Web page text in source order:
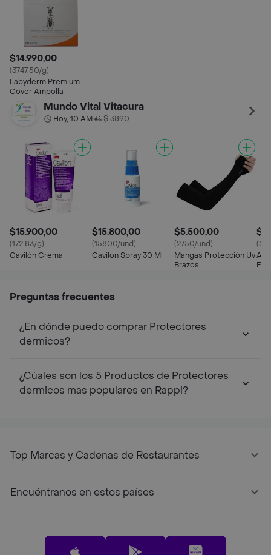
$14.990,00
(3747.50/g)
Labyderm Premium
Cover Ampolla
Mundo Vital Vitacura
Hoy, 10 AM• $ 3890
$15.900,00
(172.83/g)
Cavilón Crema
$15.800,00
(15800/und)
Cavilon Spray 30 Ml
$5.500,00
(2750/und)
Mangas Protección Uv
Brazos.
Preguntas frecuentes
¿En dónde puedo comprar Protectores
dermicos?
¿Cúales son los 5 Productos de Protectores
dermicos mas populares en Rappi?
Top Marcas y Cadenas de Restaurantes
Encuéntranos en estos países